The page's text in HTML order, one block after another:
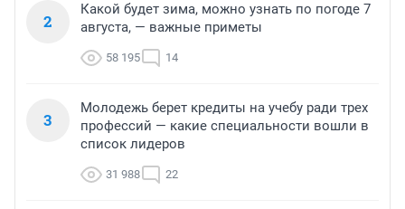
2
Какой будет зима, можно узнать по погоде 7
августа, — важные приметы
58 195 14
3
Молодежь берет кредиты на учебу ради трех
профессий — какие специальности вошли в
список лидеров
31 988 22